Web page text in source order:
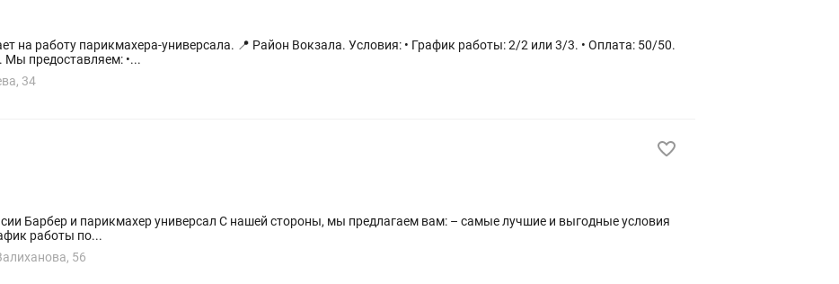
📍 Район Вокзала. Условия: • График работы: 2/2 или 3/3. • Оплата: 50/50.
• Возможна аренда рабочего места. Мы предоставляем: •...
34
стороны, мы предлагаем вам: – самые лучшие и выгодные условия
для мастеров – график работы по...
56